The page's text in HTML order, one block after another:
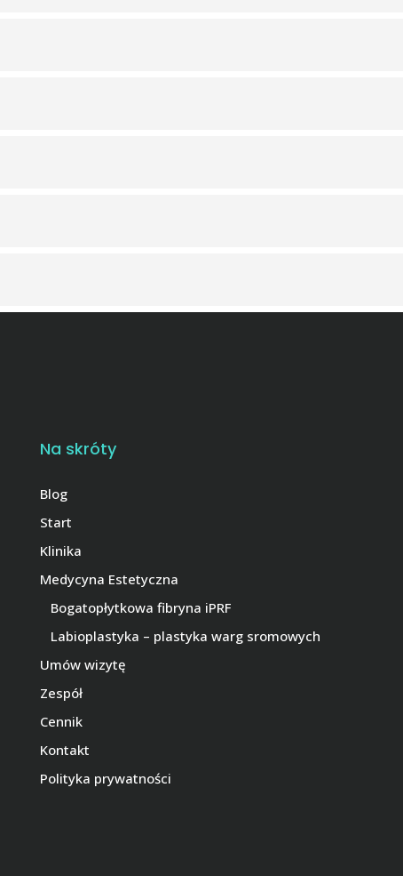
Na skróty
Blog
Start
Klinika
Medycyna Estetyczna
Bogatopłytkowa fibryna iPRF
Labioplastyka – plastyka warg sromowych
Umów wizytę
Zespół
Cennik
Kontakt
Polityka prywatności